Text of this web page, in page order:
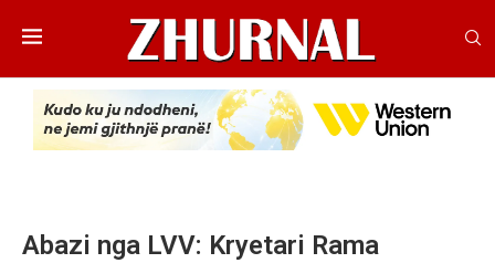
Abazi nga LVV: Kryetari Rama